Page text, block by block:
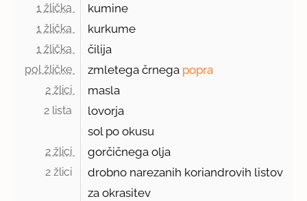
1 žlička kumine
1 žlička kurkume
1 žlička čilija
pol žličke zmletega črnega popra
2 žlici masla
2 lista
lovorja
sol po okusu
2 žlici gorčičnega olja
2 žlici
drobno narezanih koriandrovih listov
za okrasitev